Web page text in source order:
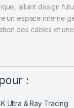
alliant design
un espace interne
des câbles et une
:
Ultra & Ray Tracing